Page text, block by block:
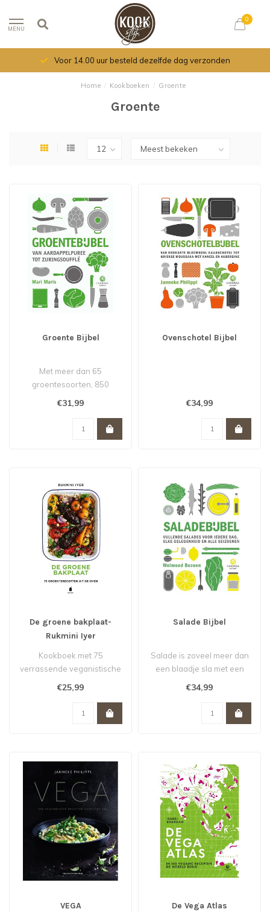
MENU
0
Voor 14.00 uur besteld dezelfde dag verzonden
Home / Kookboeken / Groente
Groente
Groente Bijbel
Met meer dan 65
groentesoorten, 850
recepten, een eindeloze
€31,99
Ovenschotel Bijbel
€34,99
De groene bakplaat-
Rukmini Iyer
Kookboek met 75
verrassende veganistische
€25,99
Salade Bijbel
Salade is zoveel meer dan
een blaadje sla met een
€34,99
VEGA De Vega Atlas